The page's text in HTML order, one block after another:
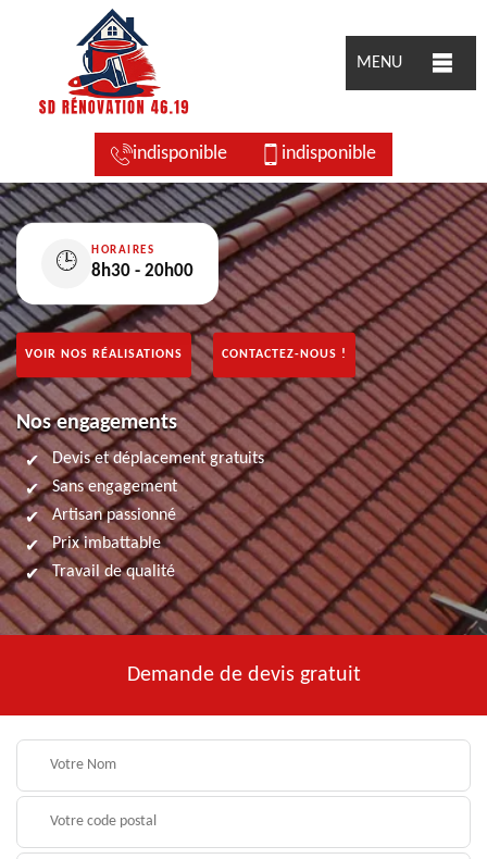
MENU
indisponible indisponible
🕒
HORAIRES
8h30 - 20h00
VOIR NOS RÉALISATIONS CONTACTEZ-NOUS !
Nos engagements
Devis et déplacement gratuits
Sans engagement
Artisan passionné
Prix imbattable
Travail de qualité
Demande de devis gratuit